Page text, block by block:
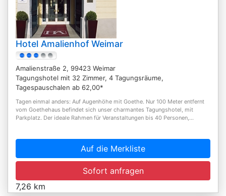
Hotel Amalienhof Weimar
Amalienstraße 2, 99423 Weimar
Tagungshotel mit 32 Zimmer, 4 Tagungsräume,
Tagespauschalen ab 62,00*
Tagen einmal anders: Auf Augenhöhe mit Goethe. Nur 100 Meter entfernt
vom Goethehaus befindet sich unser charmantes Tagungshotel, mit
Parkplatz. Der ideale Rahmen für Veranstaltungen bis 40 Personen,...
Auf die Merkliste
Sofort anfragen
7,26 km